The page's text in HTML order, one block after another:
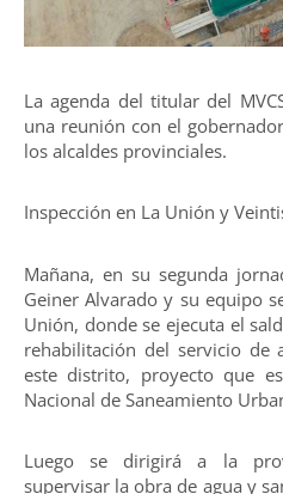
La agenda del titular del
una reunión con el
los alcaldes provinciales.
Inspección en La Unión y
Mañana, en su segunda
Geiner Alvarado y su equipo
Unión, donde se ejecuta el
rehabilitación del servicio de
este distrito, proyecto que
Nacional de Saneamiento
Luego se dirigirá a la
supervisar la obra de agua y